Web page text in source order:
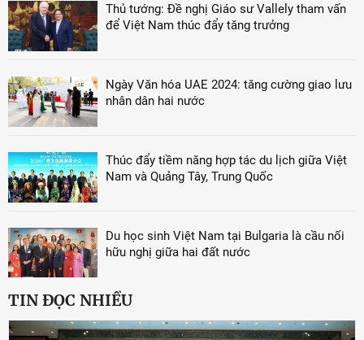
Thủ tướng: Đề nghị Giáo sư Vallely tham vấn
để Việt Nam thúc đẩy tăng trưởng
Ngày Văn hóa UAE 2024: tăng cường giao lưu
nhân dân hai nước
Thúc đẩy tiềm năng hợp tác du lịch giữa Việt
Nam và Quảng Tây, Trung Quốc
Du học sinh Việt Nam tại Bulgaria là cầu nối
hữu nghị giữa hai đất nước
TIN ĐỌC NHIỀU